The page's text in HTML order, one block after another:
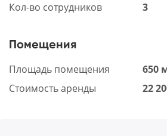
Кол-во сотрудников 3
Помещения
Площадь помещения
650
Стоимость аренды
22